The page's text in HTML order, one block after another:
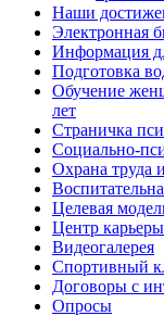
Наши
Электронная
Информация
Подготовка
Обучение
лет
Страничка
Социально-
Охрана труда
Целевая
Центр карьеры
Видеогалерея
Спортивный
Договоры с
Опросы